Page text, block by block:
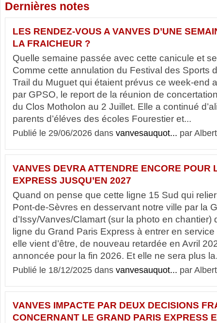
Dernières notes
LES RENDEZ-VOUS A VANVES D’UNE
LA FRAICHEUR ?
Quelle semaine passée avec cette canicule et
Comme cette annulation du Festival des Sports
Trail du Muguet qui étaient prévus ce week-end
par GPSO, le report de la réunion de
du Clos Motholon au 2 Juillet. Elle a continué
parents d’éléves des écoles Fourestier et...
Publié le 29/06/2026 dans vanvesauquot... par
VANVES DEVRA ATTENDRE ENCORE POUR
EXPRESS JUSQU’EN 2027
Quand on pense que cette ligne 15 Sud qui
Pont-de-Sèvres en desservant notre ville par la
d’Issy/Vanves/Clamart (sur la photo en chantier)
ligne du Grand Paris Express à entrer en
elle vient d’être, de nouveau retardée en Avril
annoncée pour la fin 2026. Et elle ne sera plus
Publié le 18/12/2025 dans vanvesauquot... par
VANVES IMPACTE PAR DEUX DECISIONS
CONCERNANT LE GRAND PARIS EXPRESS